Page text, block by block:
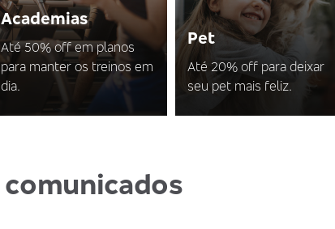
Academias
Até 50% off em planos
para manter os treinos em
dia.
Pet
Até 20% off para deixar
seu pet mais feliz.
comunicados